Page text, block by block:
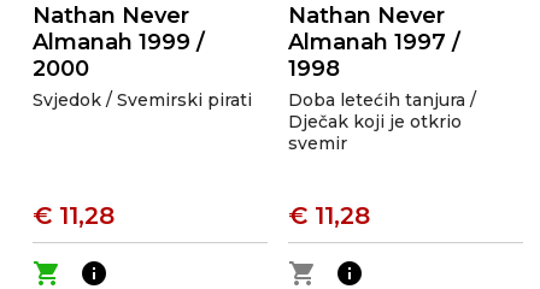
Nathan Never
Almanah 1999 /
2000
Svjedok / Svemirski pirati
€ 11,28
shopping_cart
info
Nathan Never
Almanah 1997 /
1998
Doba letećih tanjura /
Dječak koji je otkrio
svemir
€ 11,28
shopping_cart
info